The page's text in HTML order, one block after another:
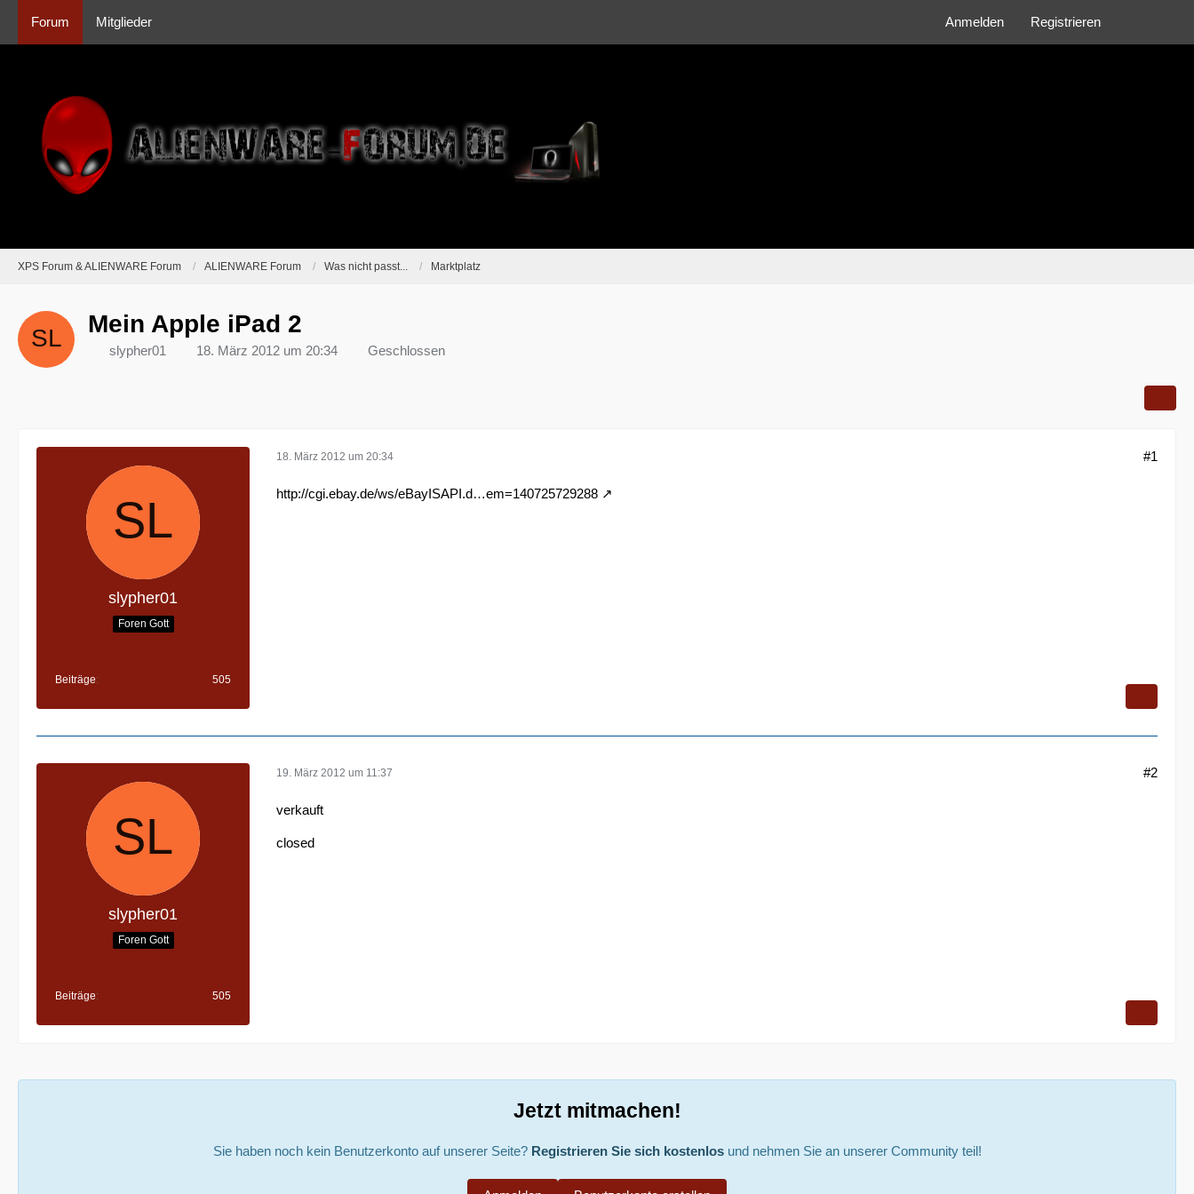
Forum Mitglieder Anmelden Registrieren
XPS Forum & ALIENWARE Forum ALIENWARE Forum Was nicht passt... Marktplatz
Mein Apple iPad 2
slypher01 18. März 2012 um 20:34 Geschlossen
slypher01
Foren Gott
Beiträge 505
18. März 2012 um 20:34 #1
http://cgi.ebay.de/ws/eBayISAPI.d…em=140725729288
slypher01
Foren Gott
Beiträge 505
19. März 2012 um 11:37 #2
verkauft
closed
Jetzt mitmachen!
Sie haben noch kein Benutzerkonto auf unserer Seite? Registrieren Sie sich kostenlosund nehmen Sie an unserer Community teil!